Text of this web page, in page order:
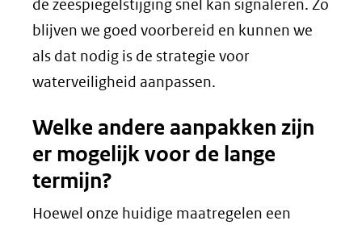
(verwijst
website)
de zeespiegelstijging snel kan signaleren. Zo
blijven we goed voorbereid en kunnen we
als dat nodig is de strategie voor
waterveiligheid aanpassen.
Welke andere aanpakken zijn
er mogelijk voor de lange
termijn?
Hoewel onze huidige maatregelen een